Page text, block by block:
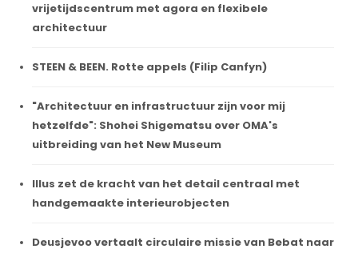
vrijetijdscentrum met agora en flexibele
architectuur
STEEN & BEEN. Rotte appels (Filip Canfyn)
"Architectuur en infrastructuur zijn voor mij
hetzelfde": Shohei Shigematsu over OMA's
uitbreiding van het New Museum
Illus zet de kracht van het detail centraal met
handgemaakte interieurobjecten
Deusjevoo vertaalt circulaire missie van Bebat naar